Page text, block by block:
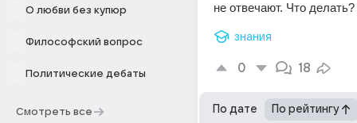
О любви без купюр
Философский вопрос
Политические дебаты
Смотреть все
не отвечают. Что делать?
знания
0 18
По дате По рейтингу